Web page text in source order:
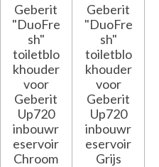
Geberit
"DuoFre
sh"
toiletblo
khouder
voor
Geberit
Up720
inbouwr
eservoir
Chroom
Geberit
"DuoFre
sh"
toiletblo
khouder
voor
Geberit
Up720
inbouwr
eservoir
Grijs